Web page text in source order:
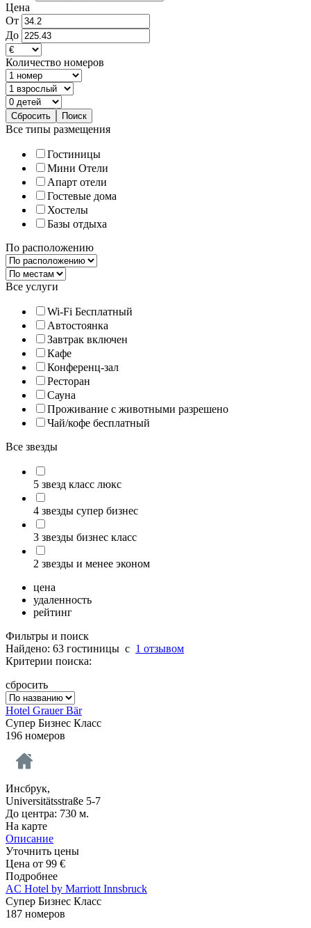
Цена
От
До
Количество номеров
Все типы размещения
Гостиницы
Мини Отели
Апарт отели
Гостевые дома
Хостелы
Базы отдыха
По расположению
Все услуги
Wi-Fi Бесплатный
Автостоянка
Завтрак включен
Кафе
Конференц-зал
Ресторан
Сауна
Проживание с животными разрешено
Чай/кофе бесплатный
Все звезды
5 звезд класс люкс
4 звезды супер бизнес
3 звезды бизнес класс
2 звезды и менее эконом
цена
удаленность
рейтинг
Фильтры и поиск
Найдено: 63 гостиницы c 1 отзывом
Критерии поиска:
сбросить
Hotel Grauer Bär
Супер Бизнес Класс
196 номеров
Инсбрук,
Universitätsstraße 5-7
До центра: 730 м.
На карте
Описание
Уточнить цены
Цена от 99 €
Подробнее
AC Hotel by Marriott Innsbruck
Супер Бизнес Класс
187 номеров